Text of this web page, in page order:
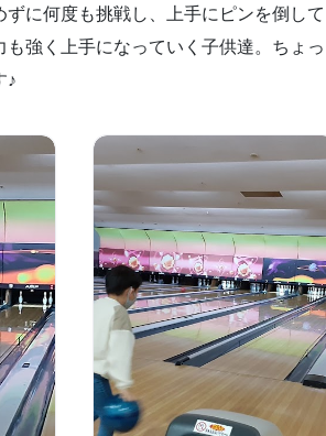
に何度も挑戦し、上手にピンを倒して
強く上手になっていく子供達。ちょっ
♪